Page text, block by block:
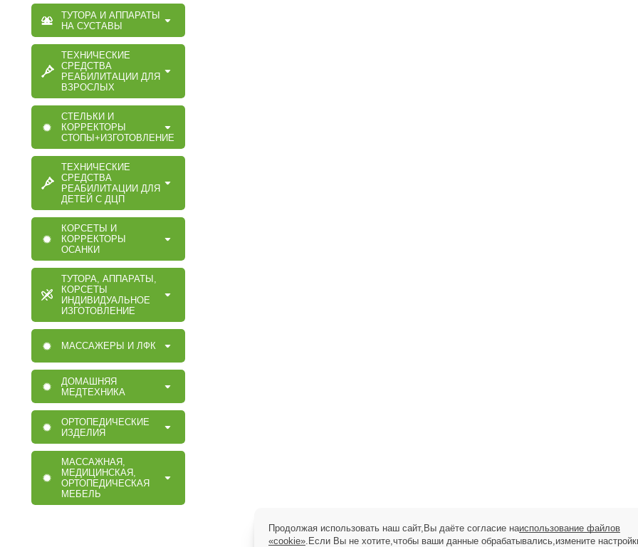
ТУТОРА И АППАРАТЫ
НА СУСТАВЫ
ТЕХНИЧЕСКИЕ
СРЕДСТВА
РЕАБИЛИТАЦИИ ДЛЯ
ВЗРОСЛЫХ
СТЕЛЬКИ И
КОРРЕКТОРЫ
СТОПЫ+ИЗГОТОВЛЕНИЕ
ТЕХНИЧЕСКИЕ
СРЕДСТВА
РЕАБИЛИТАЦИИ ДЛЯ
ДЕТЕЙ С ДЦП
КОРСЕТЫ И
КОРРЕКТОРЫ
ОСАНКИ
ТУТОРА, АППАРАТЫ,
КОРСЕТЫ
ИНДИВИДУАЛЬНОЕ
ИЗГОТОВЛЕНИЕ
МАССАЖЕРЫ И ЛФК
ДОМАШНЯЯ
МЕДТЕХНИКА
ОРТОПЕДИЧЕСКИЕ
ИЗДЕЛИЯ
МАССАЖНАЯ,
МЕДИЦИНСКАЯ,
ОРТОПЕДИЧЕСКАЯ
МЕБЕЛЬ
Продолжая использовать наш сайт,Вы даёте согласие наиспользование файлов
«cookie».Если Вы не хотите,чтобы ваши данные обрабатывались,измените